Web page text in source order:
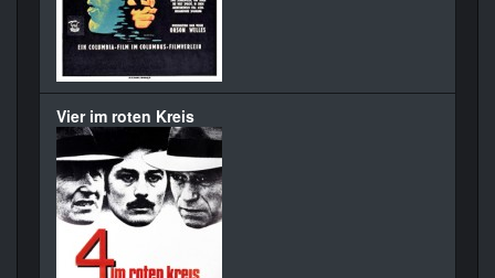
Vier im roten Kreis